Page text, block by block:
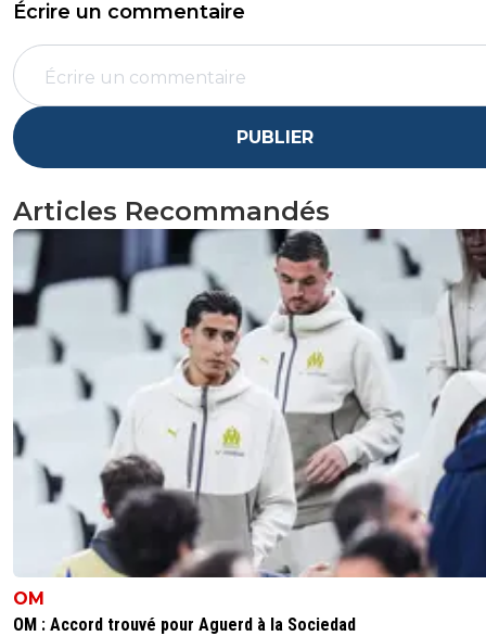
Écrire un commentaire
PUBLIER
Articles Recommandés
OM
OM : Accord trouvé pour Aguerd à la Sociedad